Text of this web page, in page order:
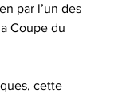
par l’un des
Coupe du
cette